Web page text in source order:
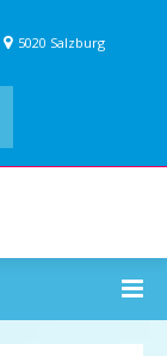
5020 Salzburg